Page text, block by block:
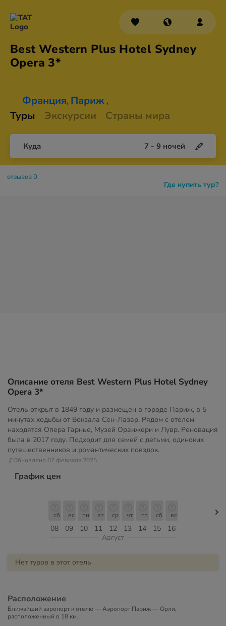
Best Western Plus Hotel Sydney
Opera 3*
Франция, Париж ,
Туры Экскурсии Страны мира
Куда 7 - 9 ночей
Где купить тур?
отзывов 0
Описание отеля Best Western Plus Hotel Sydney
Opera 3*
Отель открыт в 1849 году и размещен в городе Париж, в 5
минутах ходьбы от Вокзала Сен-Лазар. Рядом с отелем
находятся Опера Гарнье, Музей Оранжери и Лувр. Реновация
была в 2017 году. Подходит для семей с детьми, одиноких
путешественников и романтических поездок.
// Обновлено 07 февраля 2025
График цен
08
сб
09
вс
10
пн
11
вт
12
ср
13
чт
14
пт
15
сб
16
вс
Август
Нет туров в этот отель
Расположение
Ближайший аэропорт к отелю — Аэропорт Париж — Орли,
расположенный в 18 км.